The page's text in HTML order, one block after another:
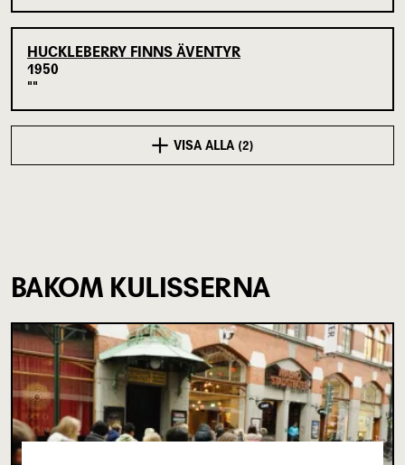
HUCKLEBERRY FINNS ÄVENTYR
1950
VISA ALLA (2)
BAKOM KULISSERNA